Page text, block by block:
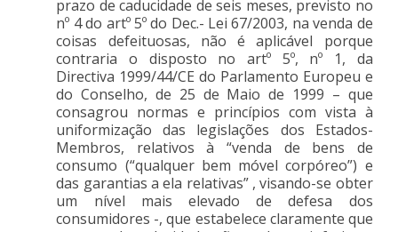
prazo de caducidade de seis meses, previsto no
nº 4 do artº 5º do Dec.- Lei 67/2003, na venda de
coisas defeituosas, não é aplicável porque
contraria o disposto no artº 5º, nº 1, da
Directiva 1999/44/CE do Parlamento Europeu e
do Conselho, de 25 de Maio de 1999 – que
consagrou normas e princípios com vista à
uniformização das legislações dos Estados-
Membros, relativos à “venda de bens de
consumo (“qualquer bem móvel corpóreo”) e
das garantias a ela relativas” , visando-se obter
um nível mais elevado de defesa dos
consumidores -, que estabelece claramente que